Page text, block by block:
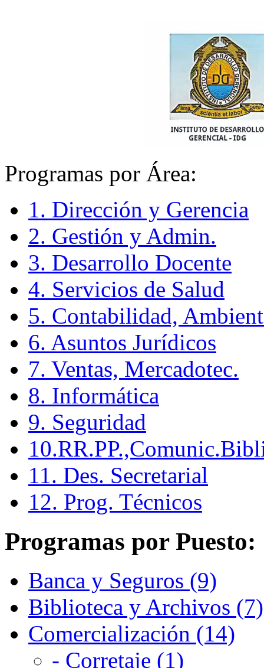
Programas por Área:
1. Dirección y Gerencia
2. Gestión y Admin.
3. Desarrollo Docente
4. Servicios de Salud
5. Contabilidad,
6. Asuntos Jurídicos
7. Ventas, Mercadotec.
8. Informática
9. Seguridad
11. Des. Secretarial
12. Prog. Técnicos
Programas por Puesto:
Banca y Seguros (9)
Biblioteca y Archivos (7)
Comercialización (14)
- Corretaje (1)